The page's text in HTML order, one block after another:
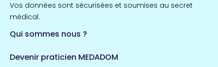
124 espaces de santé
Maine-et-Loire
1 espaces de santé
Vos données sont sécurisées et soumises au secret
médical.
Qui sommes nous ?
Devenir praticien MEDADOM